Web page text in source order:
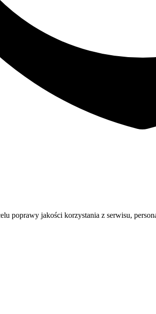
poprawy jakości korzystania z serwisu,